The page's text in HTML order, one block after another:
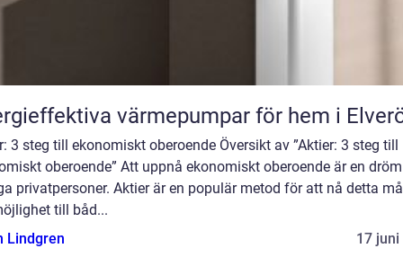
värmepumpar för hem i
3 steg till ekonomiskt oberoende Översikt av ”Aktier: 3 steg till
oberoende” Att uppnå ekonomiskt oberoende är en
privatpersoner. Aktier är en populär metod för att nå detta
till båd...
Lindgren
17 juni